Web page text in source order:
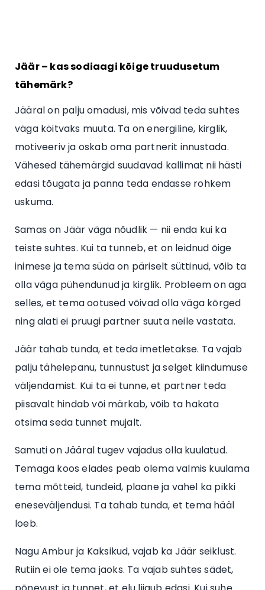
Jäär – kas sodiaagi kõige truudusetum
tähemärk?
Jääral on palju omadusi, mis võivad teda suhtes
väga köitvaks muuta. Ta on energiline, kirglik,
motiveeriv ja oskab oma partnerit innustada.
Vähesed tähemärgid suudavad kallimat nii hästi
edasi tõugata ja panna teda endasse rohkem
uskuma.
Samas on Jäär väga nõudlik — nii enda kui ka
teiste suhtes. Kui ta tunneb, et on leidnud õige
inimese ja tema süda on päriselt süttinud, võib ta
olla väga pühendunud ja kirglik. Probleem on aga
selles, et tema ootused võivad olla väga kõrged
ning alati ei pruugi partner suuta neile vastata.
Jäär tahab tunda, et teda imetletakse. Ta vajab
palju tähelepanu, tunnustust ja selget kiindumuse
väljendamist. Kui ta ei tunne, et partner teda
piisavalt hindab või märkab, võib ta hakata
otsima seda tunnet mujalt.
Samuti on Jääral tugev vajadus olla kuulatud.
Temaga koos elades peab olema valmis kuulama
tema mõtteid, tundeid, plaane ja vahel ka pikki
eneseväljendusi. Ta tahab tunda, et tema hääl
loeb.
Nagu Ambur ja Kaksikud, vajab ka Jäär seiklust.
Rutiin ei ole tema jaoks. Ta vajab suhtes sädet,